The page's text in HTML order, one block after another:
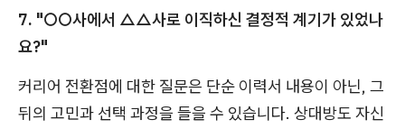
7. "○○사에서 △△사로 이직하신 결정적 계기가 있었나
요?"
커리어 전환점에 대한 질문은 단순 이력서 내용이 아닌, 그
뒤의 고민과 선택 과정을 들을 수 있습니다. 상대방도 자신